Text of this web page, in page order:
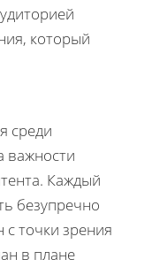
который
среди
важности
Каждый
безупречно
с точки зрения
в плане